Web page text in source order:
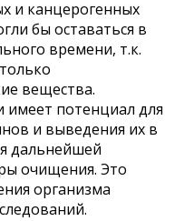
и канцерогенных
бы оставаться в
времени, т.к.
вещества.
имеет потенциал для
и выведения их в
дальнейшей
очищения. Это
организма